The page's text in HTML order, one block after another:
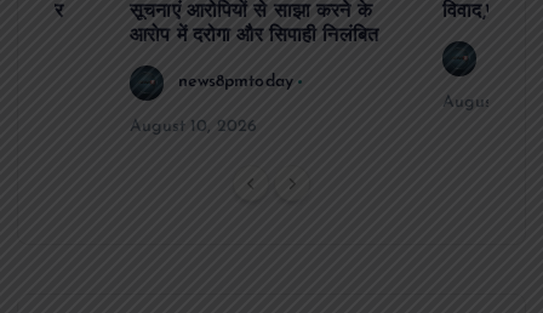
रेंज और
सूचनाएं आरोपियों से साझा करने के
आरोप में दरोगा और सिपाही निलंबित
news8pmtoday
August 10, 2026
विवाद,पुलिस
August 10,